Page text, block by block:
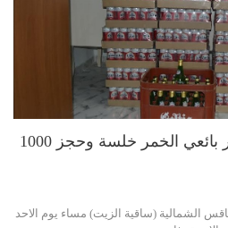
صفاقس: مداهمات لاوكار بائعي الخمر خلسة وحجز 1000
الشمالية (ساقية الزيت) مساء يوم الاحد